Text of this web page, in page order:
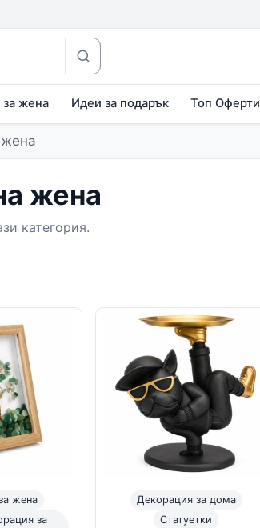
жена Идеи за подарък Топ Оферти
жена
категория.
жена
за
Декорация за дома
Статуетки